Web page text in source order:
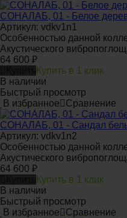
СОНАЛАБ, 01 - Белое
Артикул: vdkv1n1
Особенностью данной
Акустического
64 600 ₽
Купить в 1 клик
В наличии
Быстрый просмотр
В избранное
Сравнение
СОНАЛАБ, 01 - Сандал
Артикул: vdkv1n2
Особенностью данной
Акустического
64 600 ₽
Купить в 1 клик
В наличии
Быстрый просмотр
В избранное
Сравнение